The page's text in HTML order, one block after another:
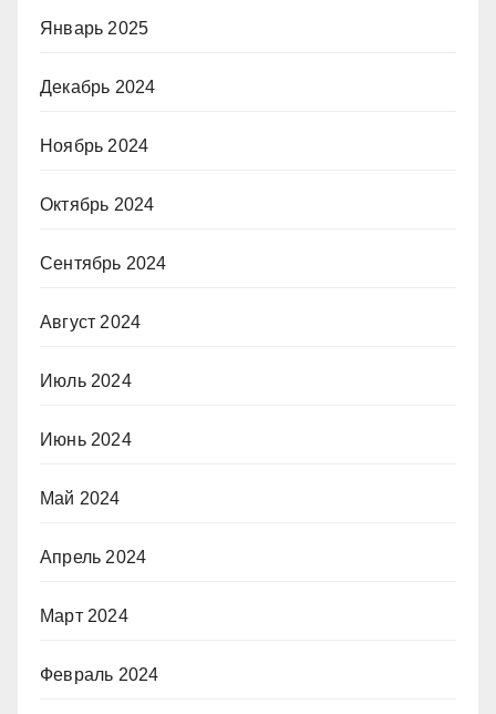
Январь 2025
Декабрь 2024
Ноябрь 2024
Октябрь 2024
Сентябрь 2024
Август 2024
Июль 2024
Июнь 2024
Май 2024
Апрель 2024
Март 2024
Февраль 2024